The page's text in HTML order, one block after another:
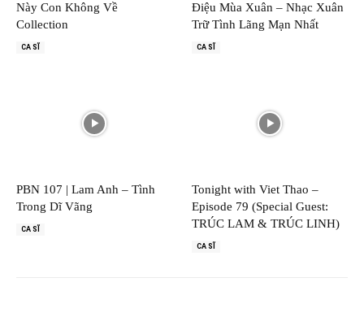
Này Con Không Về
Collection
CA SĨ
Điệu Mùa Xuân – Nhạc Xuân
Trữ Tình Lãng Mạn Nhất
CA SĨ
PBN 107 | Lam Anh – Tình
Trong Dĩ Vãng
CA SĨ
Tonight with Viet Thao –
Episode 79 (Special Guest:
TRÚC LAM & TRÚC LINH)
CA SĨ